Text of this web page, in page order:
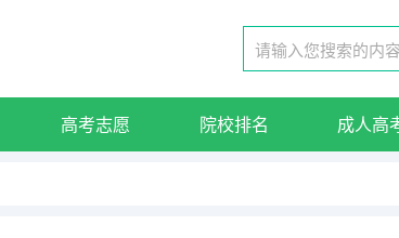
高考志愿 院校排名 成人高